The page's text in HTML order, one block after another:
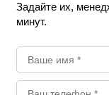
Задайте их,
минут.